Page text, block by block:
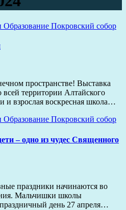
Образование Покровский собор
пространстве! Выставка
всей территории Алтайского
и взрослая воскресная школа…
Образование Покровский собор
– одно из чудес Священного
праздники начинаются во
Мальчишки школы
день 27 апреля…